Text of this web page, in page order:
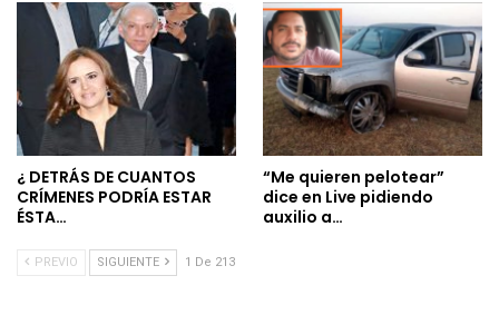
¿ DETRÁS DE CUANTOS
CRÍMENES PODRÍA ESTAR
ÉSTA…
“Me quieren pelotear”
dice en Live pidiendo
auxilio a…
PREVIO SIGUIENTE 1 De 213